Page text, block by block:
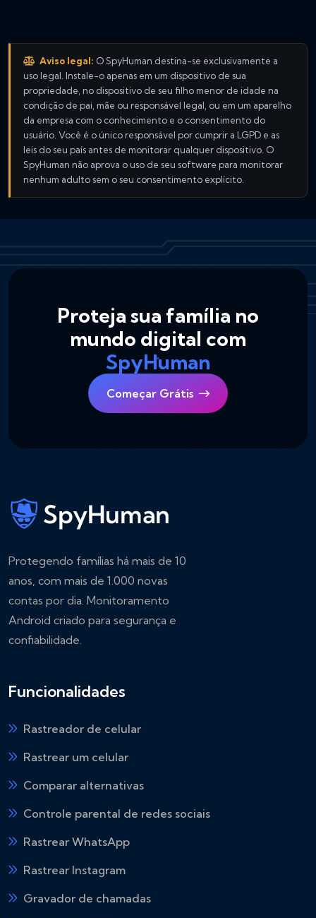
Aviso legal: O SpyHuman destina-se exclusivamente a
uso legal. Instale-o apenas em um dispositivo de sua
propriedade, no dispositivo de seu filho menor de idade na
condição de pai, mãe ou responsável legal, ou em um aparelho
da empresa com o conhecimento e o consentimento do
usuário. Você é o único responsável por cumprir a LGPD e as
leis do seu país antes de monitorar qualquer dispositivo. O
SpyHuman não aprova o uso de seu software para monitorar
nenhum adulto sem o seu consentimento explícito.
Proteja sua família no
mundo digital com
SpyHuman
Começar Grátis
Protegendo famílias há mais de 10
anos, com mais de 1.000 novas
contas por dia. Monitoramento
Android criado para segurança e
confiabilidade.
Funcionalidades
Rastreador de celular
Rastrear um celular
Comparar alternativas
Controle parental de redes sociais
Rastrear WhatsApp
Rastrear Instagram
Gravador de chamadas